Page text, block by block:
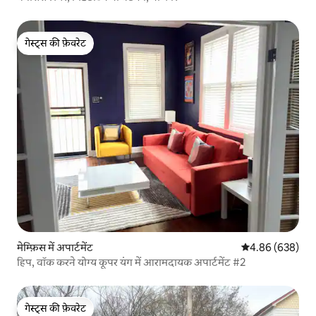
गेस्ट्स की फ़ेवरेट
गेस्ट्स की फ़ेवरेट
मेम्फ़िस में अपार्टमेंट औसत रेटिंग 5 में से
4.86 (638)
हिप, वॉक करने योग्य कूपर यंग में आरामदायक अपार्टमेंट #2
गेस्ट्स की फ़ेवरेट